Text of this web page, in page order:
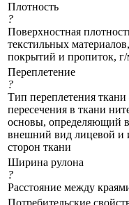
Плотность
?
Поверхностная
текстильных
покрытий и пропиток, г/
Переплетение
?
Тип переплетения ткани
пересечения в ткани
основы, определяющий в
внешний вид лицевой и
сторон ткани
Ширина рулона
?
Расстояние между